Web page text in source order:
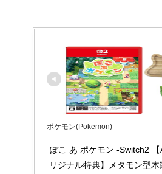
ポケモン(Pokemon)
ぽこ あ ポケモン -Switch2
リジナル特典】メタモン型